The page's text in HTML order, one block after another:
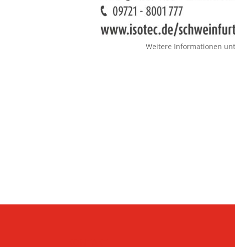
Weitere Informationen